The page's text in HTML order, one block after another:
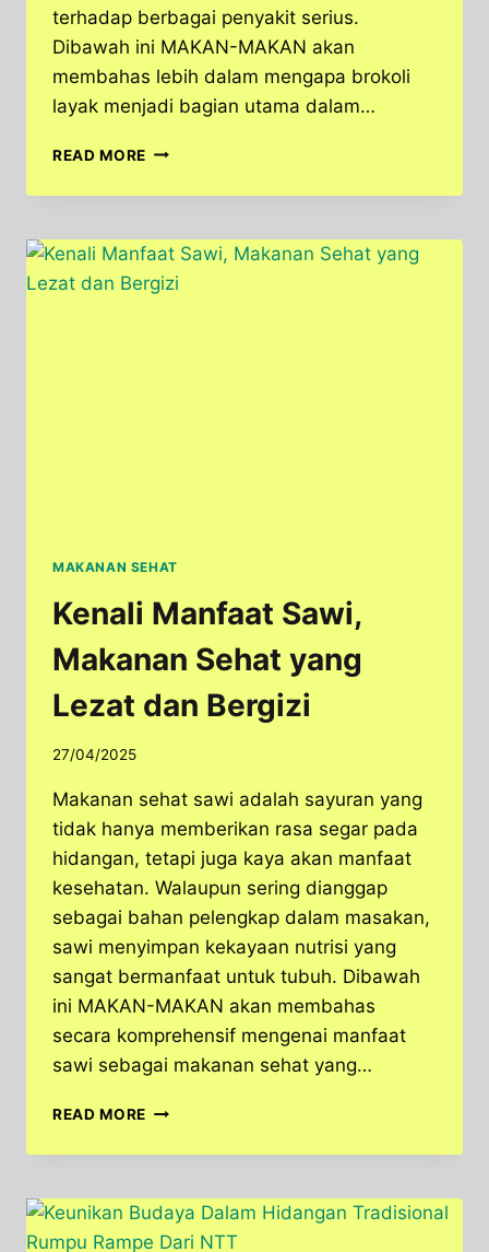
terhadap berbagai penyakit serius.
Dibawah ini MAKAN-MAKAN akan
membahas lebih dalam mengapa brokoli
layak menjadi bagian utama dalam…
READ MORE MANFAAT
UNTUK
GAK
CUMA
ENAK
MAKANAN SEHAT
Kenali Manfaat Sawi,
Makanan Sehat yang
Lezat dan Bergizi
27/04/2025
Makanan sehat sawi adalah sayuran yang
tidak hanya memberikan rasa segar pada
hidangan, tetapi juga kaya akan manfaat
kesehatan. Walaupun sering dianggap
sebagai bahan pelengkap dalam masakan,
sawi menyimpan kekayaan nutrisi yang
sangat bermanfaat untuk tubuh. Dibawah
ini MAKAN-MAKAN akan membahas
secara komprehensif mengenai manfaat
sawi sebagai makanan sehat yang…
READ MORE KENALI
SAWI,
SEHAT
YANG
LEZAT